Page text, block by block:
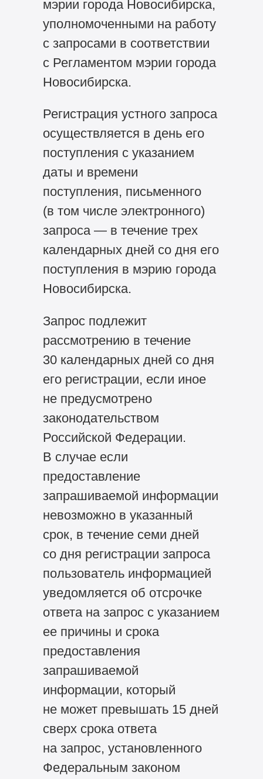
мэрии города Новосибирска,
уполномоченными на работу
с запросами в соответствии
с Регламентом мэрии города
Новосибирска.
Регистрация устного запроса
осуществляется в день его
поступления с указанием
даты и времени
поступления, письменного
(в том числе электронного)
запроса — в течение трех
календарных дней со дня его
поступления в мэрию города
Новосибирска.
Запрос подлежит
рассмотрению в течение
30 календарных дней со дня
его регистрации, если иное
не предусмотрено
законодательством
Российской Федерации.
В случае если
предоставление
запрашиваемой информации
невозможно в указанный
срок, в течение семи дней
со дня регистрации запроса
пользователь информацией
уведомляется об отсрочке
ответа на запрос с указанием
ее причины и срока
предоставления
запрашиваемой
информации, который
не может превышать 15 дней
сверх срока ответа
на запрос, установленного
Федеральным законом